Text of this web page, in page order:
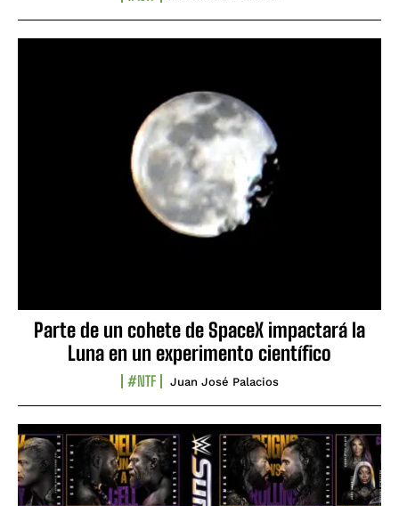
Parte de un cohete de SpaceX impactará la
Luna en un experimento científico
#NTF Juan José Palacios